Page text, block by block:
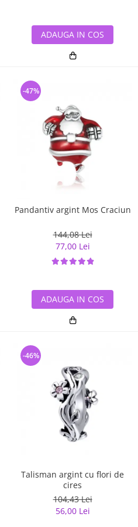
ADAUGA IN COS
Pandantiv argint Mos Craciun
144,08 Lei
77,00 Lei
-47%
ADAUGA IN COS
Talisman argint cu flori de
cires
104,43 Lei
56,00 Lei
-46%